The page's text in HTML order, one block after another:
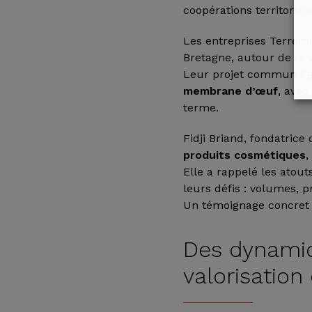
coopérations
Les entreprises
Bretagne, autour de la
Leur projet commun
membrane d’œuf,
terme.
Fidji Briand, fondatrice
produits cosmétiques,
Elle a rappelé les
leurs défis : volumes,
Un témoignage
Des
valorisation